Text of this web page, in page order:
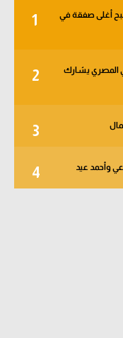
1
أغلى صفقة في
2
من دور الـ 32.. والثلاثي المصري يشارك
3
4 وأحمد عيد